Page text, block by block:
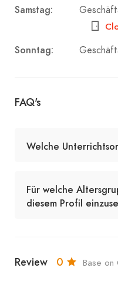
Samstag:
Sonntag:
FAQ's
Welche
Für welche
diesem Profil
Review 0 Base on